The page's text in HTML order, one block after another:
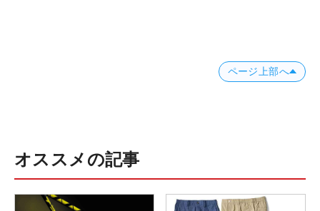
ページ上部へ
オススメの記事